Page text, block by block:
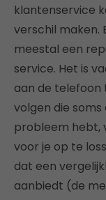
klantenservice
verschil maken.
meestal een
service. Het is
aan de telefoon
volgen die soms
probleem hebt,
voor je op te
dat een
aanbiedt (de